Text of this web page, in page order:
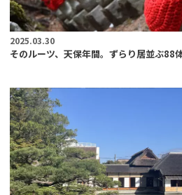
2025.03.30
そのルーツ、天保年間。ずらり居並ぶ88